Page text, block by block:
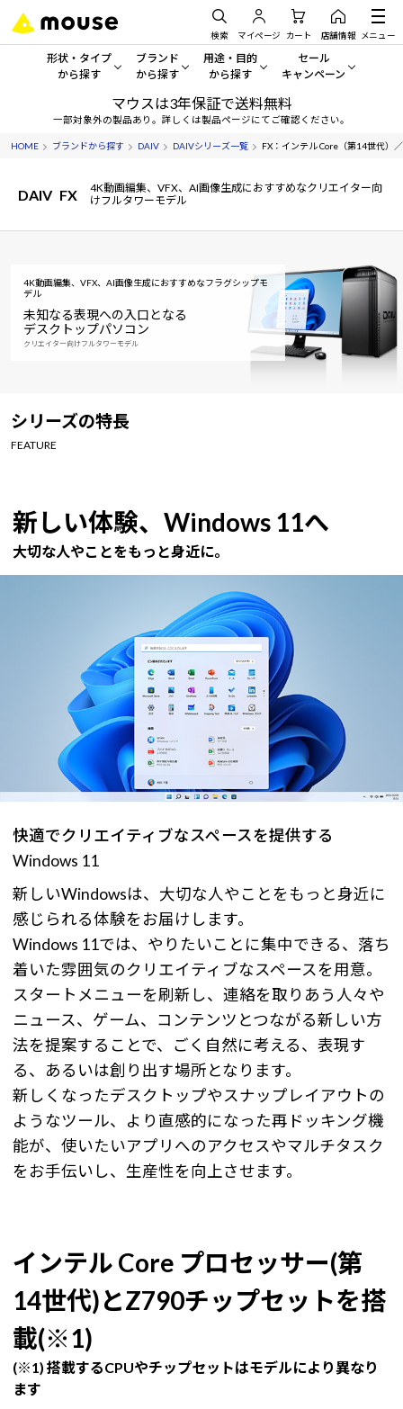
検索 マイページ カート 店舗情報 メニュー
形状・タイプ
から探す
形状・タイプから探す をすべてみる
デスクトップPC
ノートPC
サーバー
ワークステーション
Windows 11 |Copilot+ PC
ブランド
から探す
mouse
G TUNE
NEXTGEAR
MousePro
iiyama
用途・目的
から探す
一般向けパソコン
ゲーミングPC・ゲーム向けパソコン
クリエイティブ向け
学習向けパソコン
スペック/パーツ別
セール
キャンペーン
セール・キャンペー
期間限定セール
すべて新品の旧モデル製品
おすすめ目玉パソコン
今イチオシのパソコンをピ
Windows 11 Copilot+ PC
マウスは3年保証で送料無料
一部対象外の製品あり。詳しくは製品ページにてご確認ください。
HOME ブランドから探す DAIV DAIVシリーズ一覧 FX：インテル Core（第14世代）
DAIV FX
4K動画編集、VFX、AI画像生成におすすめなクリエイター向
けフルタワーモデル
4K動画編集、VFX、AI画像生成におすすめなフラグシップモ
デル
未知なる表現への入口となる
デスクトップパソコン
クリエイター向けフルタワーモデル
シリーズの特長
FEATURE
新しい体験、Windows 11へ
大切な人やことをもっと身近に。
快適でクリエイティブなスペースを提供する
Windows 11
新しいWindowsは、大切な人やことをもっと身近に
感じられる体験をお届けします。
Windows 11では、やりたいことに集中できる、落ち
着いた雰囲気のクリエイティブなスペースを用意。
スタートメニューを刷新し、連絡を取りあう人々や
ニュース、ゲーム、コンテンツとつながる新しい方
法を提案することで、ごく自然に考える、表現す
る、あるいは創り出す場所となります。
新しくなったデスクトップやスナップレイアウトの
ようなツール、より直感的になった再ドッキング機
能が、使いたいアプリへのアクセスやマルチタスク
をお手伝いし、生産性を向上させます。
インテル Core プロセッサー(第
14世代)とZ790チップセットを搭
載(※1)
(※1) 搭載するCPUやチップセットはモデルにより異なり
ます